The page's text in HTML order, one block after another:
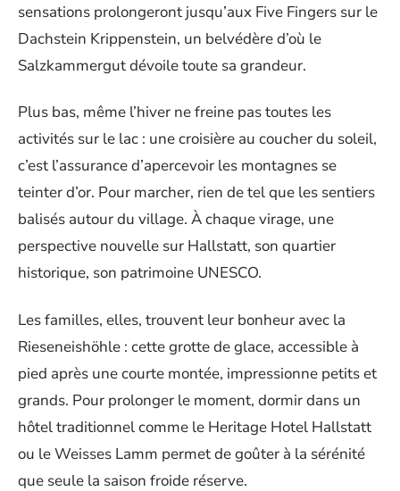
sensations prolongeront jusqu’aux Five Fingers sur le
Dachstein Krippenstein, un belvédère d’où le
Salzkammergut dévoile toute sa grandeur.
Plus bas, même l’hiver ne freine pas toutes les
activités sur le lac : une croisière au coucher du soleil,
c’est l’assurance d’apercevoir les montagnes se
teinter d’or. Pour marcher, rien de tel que les sentiers
balisés autour du village. À chaque virage, une
perspective nouvelle sur Hallstatt, son quartier
historique, son patrimoine UNESCO.
Les familles, elles, trouvent leur bonheur avec la
Rieseneishöhle : cette grotte de glace, accessible à
pied après une courte montée, impressionne petits et
grands. Pour prolonger le moment, dormir dans un
hôtel traditionnel comme le Heritage Hotel Hallstatt
ou le Weisses Lamm permet de goûter à la sérénité
que seule la saison froide réserve.